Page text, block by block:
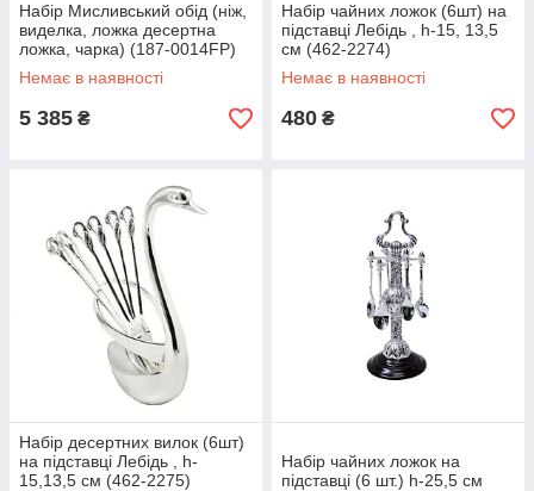
Набір Мисливський обід (ніж,
виделка, ложка десертна
ложка, чарка) (187-0014FP)
Немає в наявності
5 385 ₴
Набір чайних ложок (6шт) на
підставці Лебідь , h-15, 13,5
см (462-2274)
Немає в наявності
480 ₴
Набір десертних вилок (6шт)
на підставці Лебідь , h-
15,13,5 см (462-2275)
Набір чайних ложок на
підставці (6 шт.) h-25,5 см